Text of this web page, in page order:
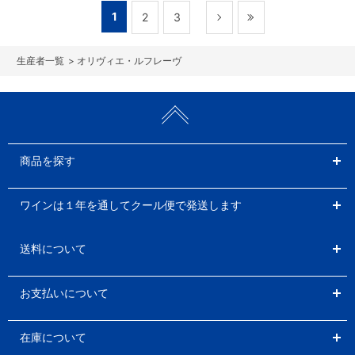
1 2 3
> オリヴィエ・ルフレーヴ
商品を探す
ワインは１年を通してクール便で発送します
送料について
お支払いについて
在庫について